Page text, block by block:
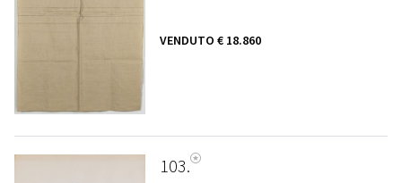
VENDUTO € 18.860
103